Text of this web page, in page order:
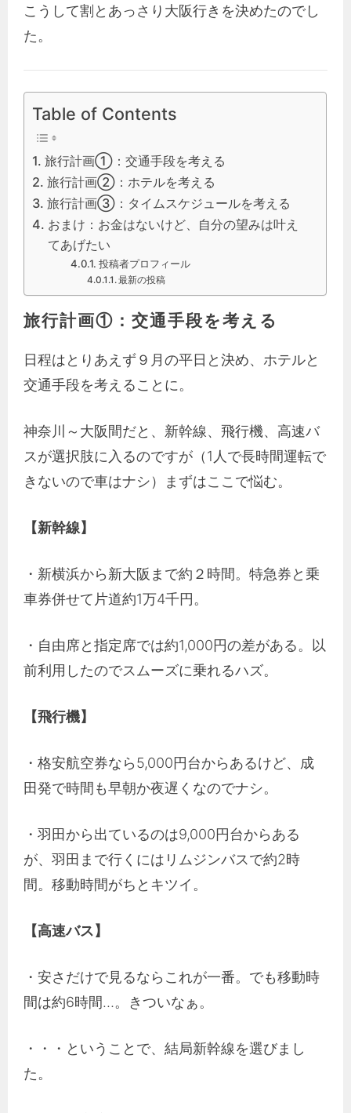
こうして割とあっさり大阪行きを決めたのでし
た。
Table of Contents
旅行計画①：交通手段を考える
旅行計画②：ホテルを考える
旅行計画③：タイムスケジュールを考える
おまけ：お金はないけど、自分の望みは叶え
てあげたい
投稿者プロフィール
最新の投稿
旅行計画①：交通手段を考える
日程はとりあえず９月の平日と決め、ホテルと
交通手段を考えることに。
神奈川～大阪間だと、新幹線、飛行機、高速バ
スが選択肢に入るのですが（1人で長時間運転で
きないので車はナシ）まずはここで悩む。
【新幹線】
・新横浜から新大阪まで約２時間。特急券と乗
車券併せて片道約1万4千円。
・自由席と指定席では約1,000円の差がある。以
前利用したのでスムーズに乗れるハズ。
【飛行機】
・格安航空券なら5,000円台からあるけど、成
田発で時間も早朝か夜遅くなのでナシ。
・羽田から出ているのは9,000円台からある
が、羽田まで行くにはリムジンバスで約2時
間。移動時間がちとキツイ。
【高速バス】
・安さだけで見るならこれが一番。でも移動時
間は約6時間…。きついなぁ。
・・・ということで、結局新幹線を選びまし
た。